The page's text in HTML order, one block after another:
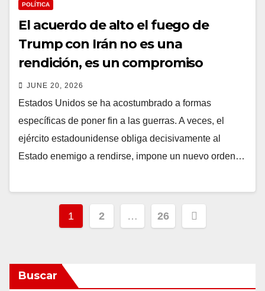
POLÍTICA
El acuerdo de alto el fuego de
Trump con Irán no es una
rendición, es un compromiso
JUNE 20, 2026
Estados Unidos se ha acostumbrado a formas
específicas de poner fin a las guerras. A veces, el
ejército estadounidense obliga decisivamente al
Estado enemigo a rendirse, impone un nuevo orden…
Posts
1 2 … 26
Buscar